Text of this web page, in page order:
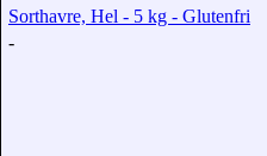
Sorthavre, Hel - 5 kg - Glutenfri
-